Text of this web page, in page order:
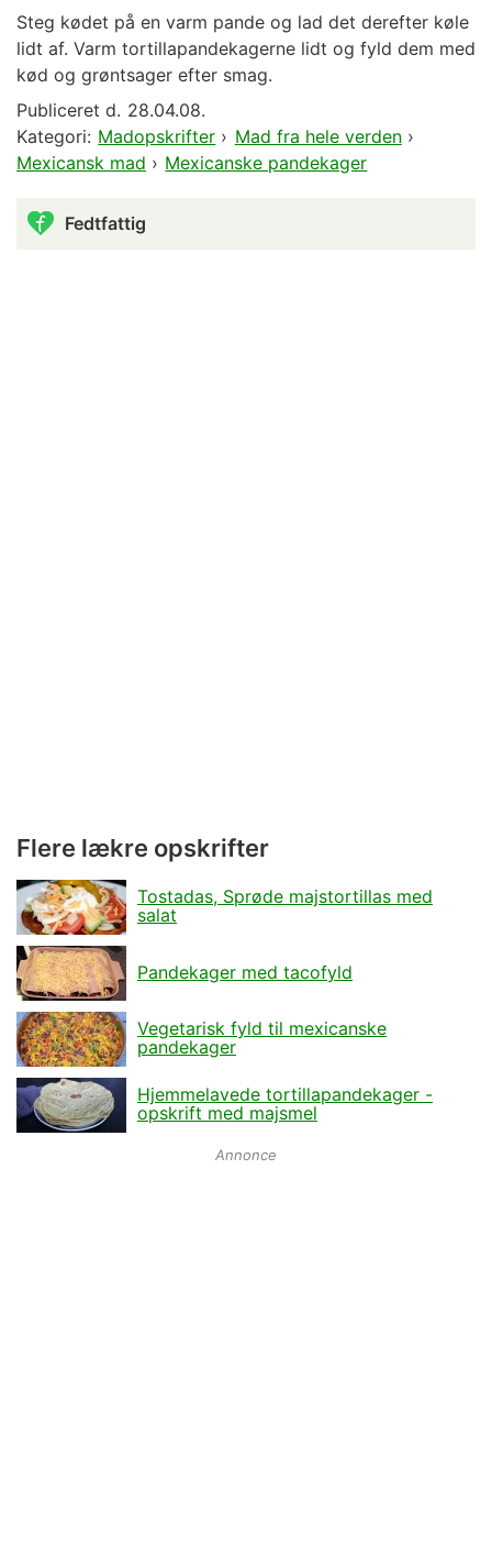
Steg kødet på en varm pande og lad det derefter køle
lidt af. Varm tortillapandekagerne lidt og fyld dem med
kød og grøntsager efter smag.
Publiceret d. 28.04.08.
Kategori: Madopskrifter › Mad fra hele verden›
Mexicansk mad › Mexicanske pandekager
Fedtfattig
Flere lækre opskrifter
Tostadas, Sprøde majstortillas med
salat
Pandekager med tacofyld
Vegetarisk fyld til mexicanske
pandekager
Hjemmelavede tortillapandekager -
opskrift med majsmel
Annonce